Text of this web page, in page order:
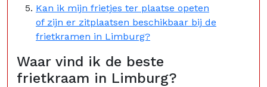
Kan ik mijn frietjes ter plaatse opeten
of zijn er zitplaatsen beschikbaar bij de
frietkramen in Limburg?
Waar vind ik de beste
frietkraam in Limburg?